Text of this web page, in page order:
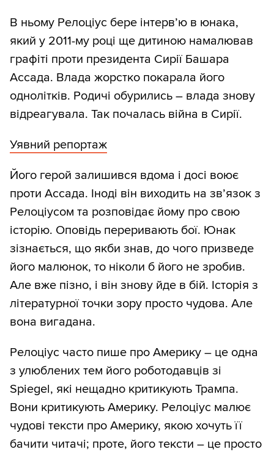
В ньому Релоціус бере інтерв’ю в юнака,
який у 2011-му році ще дитиною намалював
графіті проти президента Сирії Башара
Ассада. Влада жорстко покарала його
однолітків. Родичі обурились – влада знову
відреагувала. Так почалась війна в Сирії.
Уявний репортаж
Його герой залишився вдома і досі воює
проти Ассада. Іноді він виходить на зв’язок з
Релоціусом та розповідає йому про свою
історію. Оповідь переривають бої. Юнак
зізнається, що якби знав, до чого призведе
його малюнок, то ніколи б його не зробив.
Але вже пізно, і він знову йде в бій. Історія з
літературної точки зору просто чудова. Але
вона вигадана.
Релоціус часто пише про Америку – це одна
з улюблених тем його роботодавців зі
Spiegel, які нещадно критикують Трампа.
Вони критикують Америку. Релоціус малює
чудові тексти про Америку, якою хочуть її
бачити читачі; проте, його тексти – це просто